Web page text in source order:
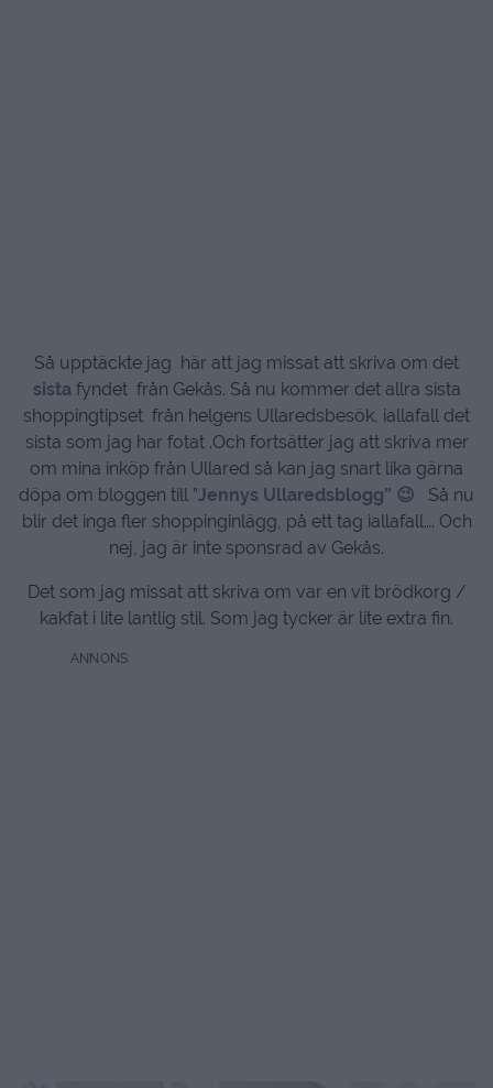
Så upptäckte jag här att jag missat att skriva om det
sistafyndet från Gekås. Så nu kommer det allra sista
shoppingtipset från helgens Ullaredsbesök, iallafall det
sista som jag har fotat .Och fortsätter jag att skriva mer
om mina inköp från Ullared så kan jag snart lika gärna
döpa om bloggen till ”Jennys Ullaredsblogg” 😉
Så nu
blir det inga fler shoppinginlägg, på ett tag iallafall…. Och
nej, jag är inte sponsrad av Gekås.
Det som jag missat att skriva om var en vit brödkorg /
kakfat i lite lantlig stil. Som jag tycker är lite extra fin.